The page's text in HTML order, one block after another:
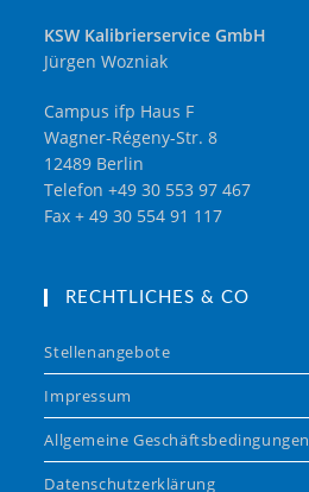
KSW Kalibrierservice GmbH
Jürgen Wozniak
Campus ifp Haus F
Wagner-Régeny-Str. 8
12489 Berlin
Telefon +49 30 553 97 467
Fax + 49 30 554 91 117
RECHTLICHES & CO
Stellenangebote
Impressum
Allgemeine Geschäftsbedingungen
Datenschutzerklärung